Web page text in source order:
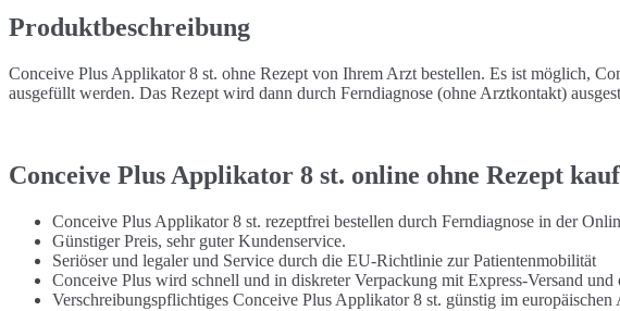
Produktbeschreibung
Conceive Plus Applikator 8 st. ohne Rezept von Ihrem Arzt bestellen. Es ist möglich,
ausgefüllt werden. Das Rezept wird dann durch Ferndiagnose (ohne Arztkontakt)
Conceive Plus Applikator 8 st. online ohne Rezept
Conceive Plus Applikator 8 st. rezeptfrei bestellen durch Ferndiagnose in der
Günstiger Preis, sehr guter Kundenservice.
Seriöser und legaler und Service durch die EU-Richtlinie zur Patientenmobilität
Conceive Plus wird schnell und in diskreter Verpackung mit Express-Versand
Verschreibungspflichtiges Conceive Plus Applikator 8 st. günstig im